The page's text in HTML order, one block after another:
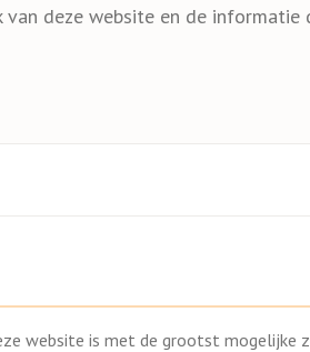
deze website en de informatie
website is met de grootst mogelijke